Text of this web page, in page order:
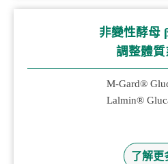
非變性酵母
調整體質
M-Gard®
Lalmin®
了解更